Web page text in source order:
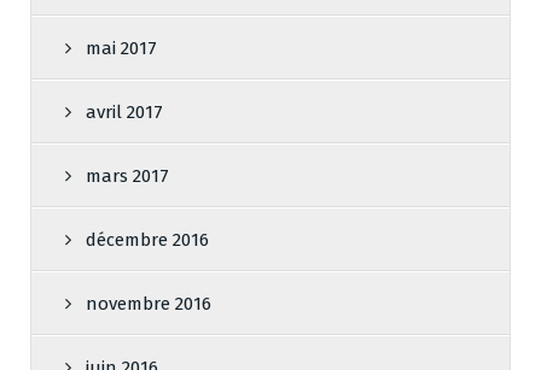
mai 2017
avril 2017
mars 2017
décembre 2016
novembre 2016